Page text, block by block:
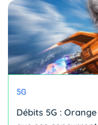
5G
Débits 5G :